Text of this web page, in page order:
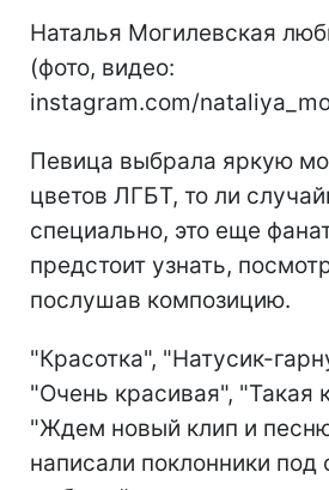
Наталья Могилевская
(фото, видео:
instagram.com/
Певица выбрала яркую
цветов ЛГБТ, то ли
специально, это еще
предстоит узнать,
послушав композицию.
"Красотка", "Натусик-
"Очень красивая", "Такая
"Ждем новый клип и
написали поклонники под